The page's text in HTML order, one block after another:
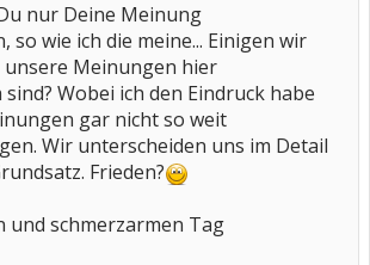
nur Deine Meinung
so wie ich die meine... Einigen wir
unsere Meinungen hier
Wobei ich den Eindruck habe
gar nicht so weit
Wir unterscheiden uns im Detail
Frieden?
und schmerzarmen Tag